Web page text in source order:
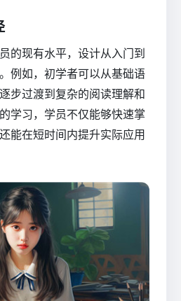
的现有水平，设计从入门到
例如，初学者可以从基础语
步过渡到复杂的阅读理解和
学习，学员不仅能够快速掌
能在短时间内提升实际应用